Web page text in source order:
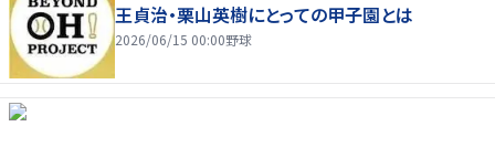
王貞治・栗山英樹にとっての甲子園とは
2026/06/15 00:00野球